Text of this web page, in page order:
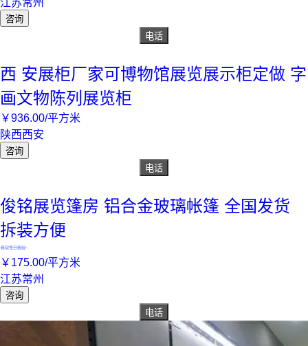
江苏常州
咨询
电话
西 安展柜厂家可博物馆展览展示柜定做 字
画文物陈列展览柜
￥936.00/平方米
陕西西安
咨询
电话
俊铭展览篷房 铝合金玻璃帐篷 全国发货
拆装方便
真实性已核验
￥ 175.00/平方米
江苏常州
咨询
电话